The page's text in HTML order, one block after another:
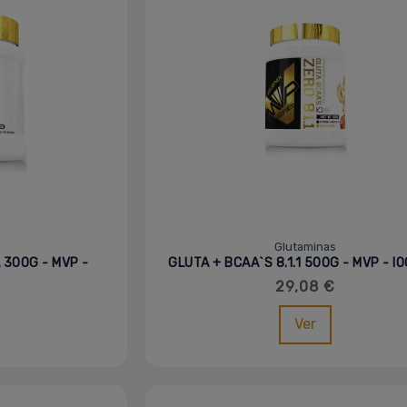
300G - MVP -
Glutaminas
GLUTA + BCAA`S 8.1.1 500G - MVP -
29,08 €
Ver